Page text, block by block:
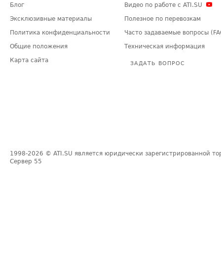
Блог
Эксклюзивные материалы
Политика конфиденциальности
Общие положения
Карта сайта
Видео по работе с ATI.SU
Полезное по перевозкам
Часто задаваемые вопросы
Техническая информация
ЗАДАТЬ ВОПРОС
1998-2026 © ATI.SU является юридически зарегистрированной
Сервер 55